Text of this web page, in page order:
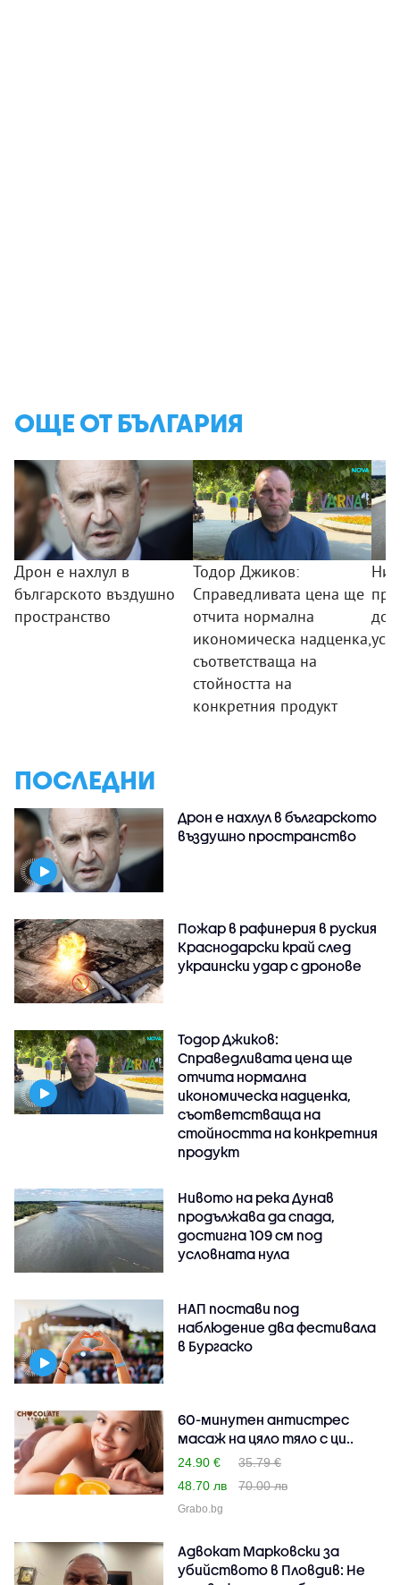
ОЩЕ ОТ БЪЛГАРИЯ
Дрон е нахлул в
българското въздушно
пространство
Тодор Джиков:
Справедливата цена ще
отчита нормална
икономическа надценка,
съответстваща на
стойността на
конкретния продукт
ПОСЛЕДНИ
Дрон е нахлул в българското
въздушно пространство
Пожар в рафинерия в руския
Краснодарски край след
украински удар с дронове
Тодор Джиков:
Справедливата цена ще
отчита нормална
икономическа надценка,
съответстваща на
стойността на конкретния
продукт
Нивото на река Дунав
продължава да спада,
достигна 109 см под
условната нула
НАП постави под
наблюдение два фестивала
в Бургаско
60-минутен антистрес
масаж на цяло тяло с ци..
24.90 €
35.79 €
48.70 лв
70.00 лв
Grabo.bg
Адвокат Марковски за
убийството в Пловдив: Не